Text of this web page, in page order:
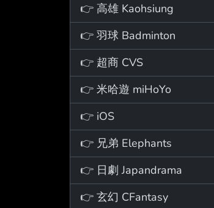
👉 高雄 Kaohsiung
👉 羽球 Badminton
👉 超商 CVS
👉 米哈遊 miHoYo
👉 iOS
👉 兄弟 Elephants
👉 日劇 Japandrama
👉 玄幻 CFantasy